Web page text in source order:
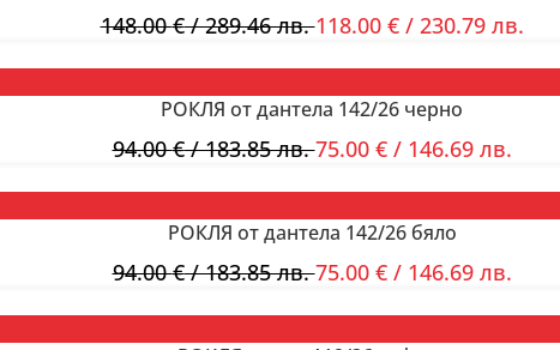
148.00€/ 289.46 лв.118.00 €/ 230.79 лв.
РОКЛЯ от дантела 142/26 черно
94.00€/ 183.85 лв.75.00 €/ 146.69 лв.
РОКЛЯ от дантела 142/26 бяло
94.00€/ 183.85 лв.75.00 €/ 146.69 лв.